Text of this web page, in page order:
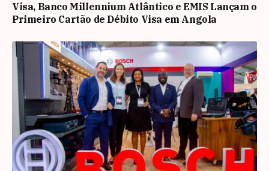
Visa, Banco Millennium Atlântico e EMIS Lançam o
Primeiro Cartão de Débito Visa em Angola